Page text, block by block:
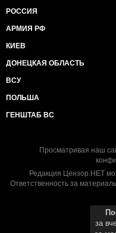
РОССИЯ
АРМИЯ РФ
КИЕВ
ДОНЕЦКАЯ ОБЛАСТЬ
ВСУ
ПОЛЬША
ГЕНШТАБ ВС
Просматривая наш
Редакция Цензор.НЕТ
Ответственность за
за